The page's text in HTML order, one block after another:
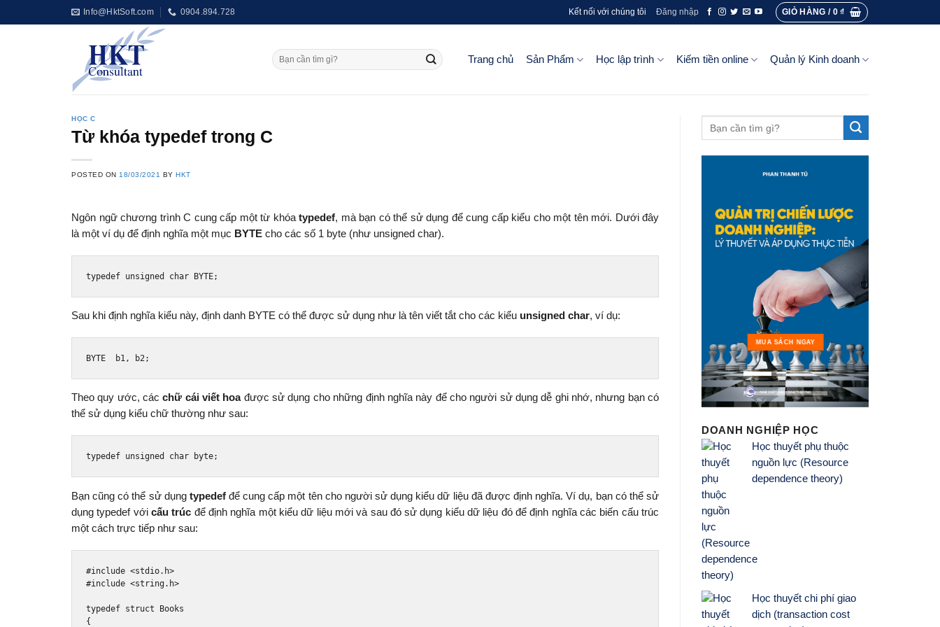
to
Info@HktSoft.com 0904.894.728 Kết nối với chúng tôi Đăng nhập GIỎ HÀNG / 0₫
Trang chủ Sản Phẩm Học lập trình Kiếm tiền online Quản lý Kinh doanh
HỌC C
Từ khóa typedef trong C
POSTED ON 18/03/2021 BYHKT
Ngôn ngữ chương trình C cung cấp một từ khóa typedef, mà bạn có thể sử dụng để cung cấp kiểu cho một tên mới. Dưới đây
là một ví dụ để định nghĩa một mục BYTE cho các số 1 byte (như unsigned char).
typedef unsigned char BYTE;
Sau khi định nghĩa kiểu này, định danh BYTE có thể được sử dụng như là tên viết tắt cho các kiểu unsigned char, ví dụ:
BYTE  b1, b2;
Theo quy ước, cácchữ cái viết hoađược sử dụng cho những định nghĩa này để cho người sử dụng dễ ghi nhớ, nhưng bạn có
thể sử dụng kiểu chữ thường như sau:
typedef unsigned char byte;
Bạn cũng có thể sử dụng typedefđể cung cấp một tên cho người sử dụng kiểu dữ liệu đã được định nghĩa. Ví dụ, bạn có thể sử
dụng typedef với cấu trúc để định nghĩa một kiểu dữ liệu mới và sau đó sử dụng kiểu dữ liệu đó để định nghĩa các biến cấu trúc
một cách trực tiếp như sau:
#include <stdio.h>
#include <string.h>
typedef struct
Books
{
MUA SÁCH NGAY
DOANH NGHIỆP HỌC
Học thuyết phụ thuộc
nguồn lực (Resource
dependence theory)
Học thuyết chi phí giao
dịch (transaction cost